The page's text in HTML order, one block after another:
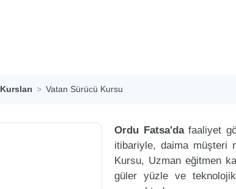
Vatan Sürücü Kursu
Ordu Fatsa'dafaaliyet
itibariyle, daima müşteri
Kursu, Uzman eğitmen
güler yüzle ve